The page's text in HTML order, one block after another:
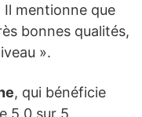
Il mentionne que
bonnes qualités,
».
, qui bénéficie
5,0 sur 5,